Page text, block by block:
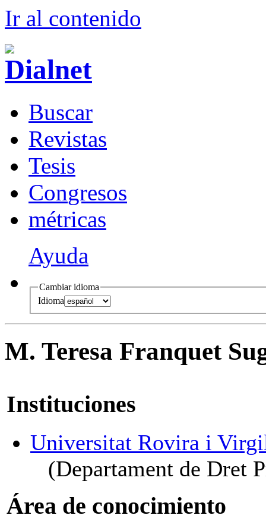
Ir al contenido
Buscar
Revistas
Tesis
Congresos
métricas
Ayuda
Cambiar idioma
Idioma
M. Teresa Franquet
Instituciones
Universitat Rovira i
(Departament de Dret
Área de conocimiento